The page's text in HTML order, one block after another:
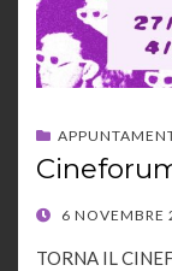
POSTED
6 NOVEMBRE
TORNA IL